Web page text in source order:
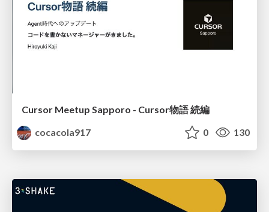
Cursor Meetup Sapporo - Cursor物語 続編
cocacola917
0 130